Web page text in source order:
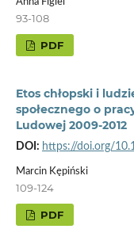
93-108
PDF
Etos chłopski i
społecznego o
Ludowej 2009-2012
DOI: https://doi.org/
Marcin Kępiński
109-124
PDF